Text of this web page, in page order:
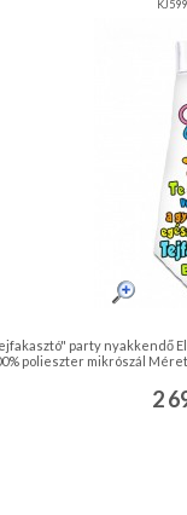
party nyakkendő
polieszter mikrószál
2